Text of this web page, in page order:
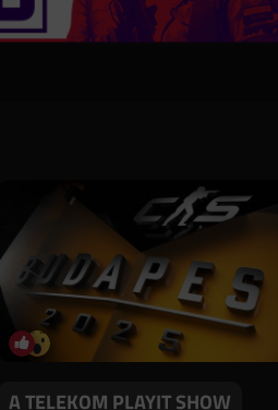
A TELEKOM PLAYIT SHOW